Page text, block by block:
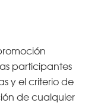
participantes
y el criterio de
de cualquier